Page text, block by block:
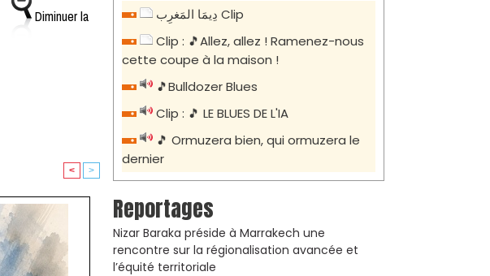
Diminuer la
< >
دِيمَا المَغرِب Clip
Clip : 🎵Allez, allez ! Ramenez-nous
cette coupe à la maison !
🎵Bulldozer Blues
Clip : 🎵 LE BLUES DE L'IA
🎵 Ormuzera bien, qui ormuzera le
dernier
Reportages
Nizar Baraka préside à Marrakech une
rencontre sur la régionalisation avancée et
l’équité territoriale